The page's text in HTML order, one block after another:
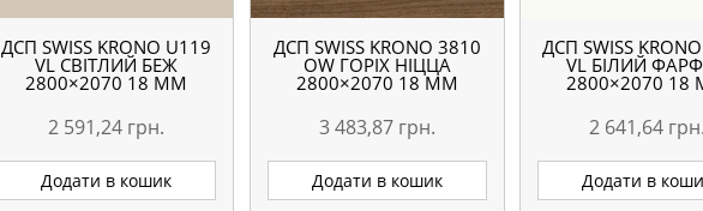
ДСП SWISS KRONO U119
VL СВІТЛИЙ БЕЖ
2800×2070 18 ММ
2 591,24 грн.
Додати в кошик
ДСП SWISS KRONO 3810
OW ГОРІХ НІЦЦА
2800×2070 18 ММ
3 483,87 грн.
Додати в кошик
ДСП SWISS
VL БІЛИЙ
2800×2070
2 641,64
Додати в